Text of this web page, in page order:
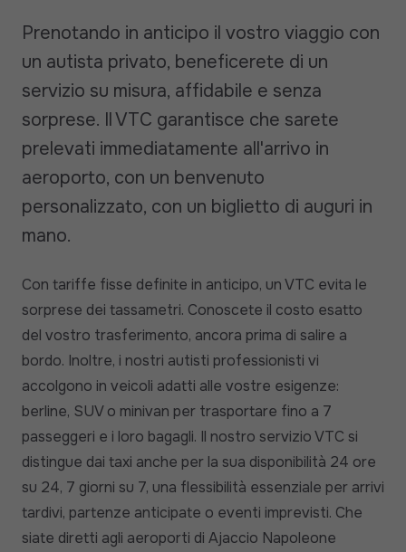
Prenotando in anticipo il vostro viaggio con
un autista privato, beneficerete di un
servizio su misura, affidabile e senza
sorprese. Il VTC garantisce che sarete
prelevati immediatamente all'arrivo in
aeroporto, con un benvenuto
personalizzato, con un biglietto di auguri in
mano.
Con tariffe fisse definite in anticipo, un VTC evita le
sorprese dei tassametri. Conoscete il costo esatto
del vostro trasferimento, ancora prima di salire a
bordo. Inoltre, i nostri autisti professionisti vi
accolgono in veicoli adatti alle vostre esigenze:
berline, SUV o minivan per trasportare fino a 7
passeggeri e i loro bagagli. Il nostro servizio VTC si
distingue dai taxi anche per la sua disponibilità 24 ore
su 24, 7 giorni su 7, una flessibilità essenziale per arrivi
tardivi, partenze anticipate o eventi imprevisti. Che
siate diretti agli aeroporti di Ajaccio Napoleone